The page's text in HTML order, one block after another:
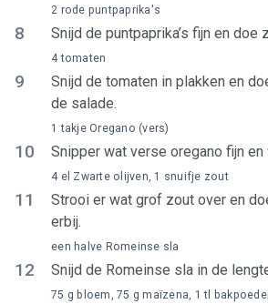
8 Snijd de puntpaprika’s fijn en doe
2 rode puntpaprika's
9
Snijd de tomaten in plakken en
de salade.
4 tomaten
10 Snipper wat verse oregano fijn en
1 takje Oregano (vers)
11
Strooi er wat grof zout over en
erbij.
4 el Zwarte olijven, 1 snuifje zout
12 Snijd de Romeinse sla in de
een halve Romeinse sla
75 g bloem, 75 g maïzena, 1 tl